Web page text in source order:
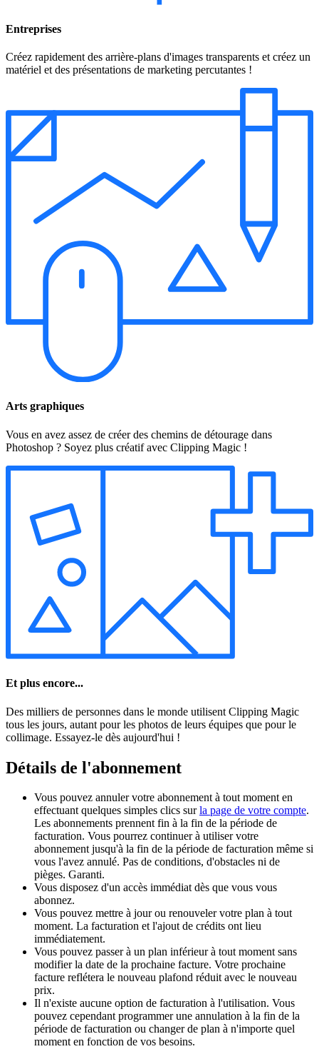
Entreprises
Créez rapidement des arrière-plans d'images transparents et créez un
matériel et des présentations de marketing percutantes !
Arts graphiques
Vous en avez assez de créer des chemins de détourage dans
Photoshop ? Soyez plus créatif avec Clipping Magic !
Et plus encore...
Des milliers de personnes dans le monde utilisent Clipping Magic
tous les jours, autant pour les photos de leurs équipes que pour le
collimage. Essayez-le dès aujourd'hui !
Détails de l'abonnement
Vous pouvez annuler votre abonnement à tout moment en
effectuant quelques simples clics surla page de votre compte.
Les abonnements prennent fin à la fin de la période de
facturation. Vous pourrez continuer à utiliser votre
abonnement jusqu'à la fin de la période de facturation même si
vous l'avez annulé. Pas de conditions, d'obstacles ni de
pièges. Garanti.
Vous disposez d'un accès immédiat dès que vous vous
abonnez.
Vous pouvez mettre à jour ou renouveler votre plan à tout
moment. La facturation et l'ajout de crédits ont lieu
immédiatement.
Vous pouvez passer à un plan inférieur à tout moment sans
modifier la date de la prochaine facture. Votre prochaine
facture reflétera le nouveau plafond réduit avec le nouveau
prix.
Il n'existe aucune option de facturation à l'utilisation. Vous
pouvez cependant programmer une annulation à la fin de la
période de facturation ou changer de plan à n'importe quel
moment en fonction de vos besoins.